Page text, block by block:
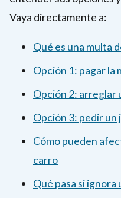
Vaya directamente a:
Qué es una multa
Opción 1: pagar la
Opción 2: arreglar
Opción 3: pedir un
Cómo pueden
carro
Qué pasa si